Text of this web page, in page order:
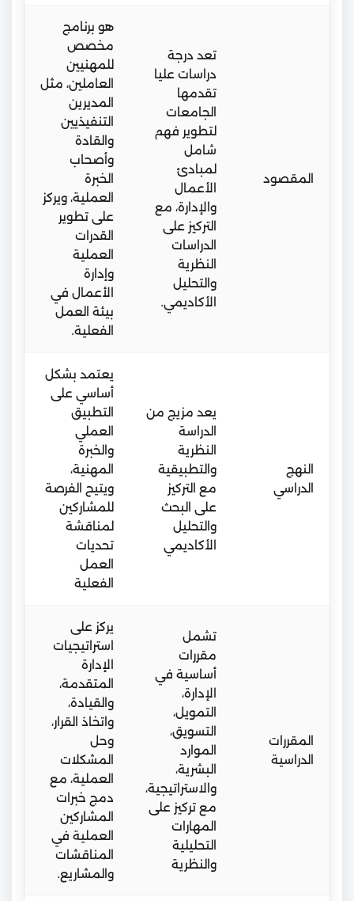
المقصود
تعد درجة
دراسات عليا
تقدمها
الجامعات
لتطوير فهم
شامل
لمبادئ
الأعمال
والإدارة، مع
التركيز على
الدراسات
النظرية
والتحليل
الأكاديمي.
هو برنامج
مخصص
للمهنيين
العاملين، مثل
المديرين
التنفيذيين
والقادة
وأصحاب
الخبرة
العملية، ويركز
على تطوير
القدرات
العملية
وإدارة
الأعمال في
بيئة العمل
الفعلية.
النهج
الدراسي
يعد مزيج من
الدراسة
النظرية
والتطبيقية
مع التركيز
على البحث
والتحليل
الأكاديمي
يعتمد بشكل
أساسي على
التطبيق
العملي
والخبرة
المهنية،
ويتيح الفرصة
للمشاركين
لمناقشة
تحديات
العمل
الفعلية
المقررات
الدراسية
تشمل
مقررات
أساسية في
الإدارة،
التمويل،
التسويق،
الموارد
البشرية،
والاستراتيجية،
مع تركيز على
المهارات
التحليلية
والنظرية
يركز على
استراتيجيات
الإدارة
المتقدمة،
والقيادة،
واتخاذ القرار،
وحل
المشكلات
العملية، مع
دمج خبرات
المشاركين
العملية في
المناقشات
والمشاريع.